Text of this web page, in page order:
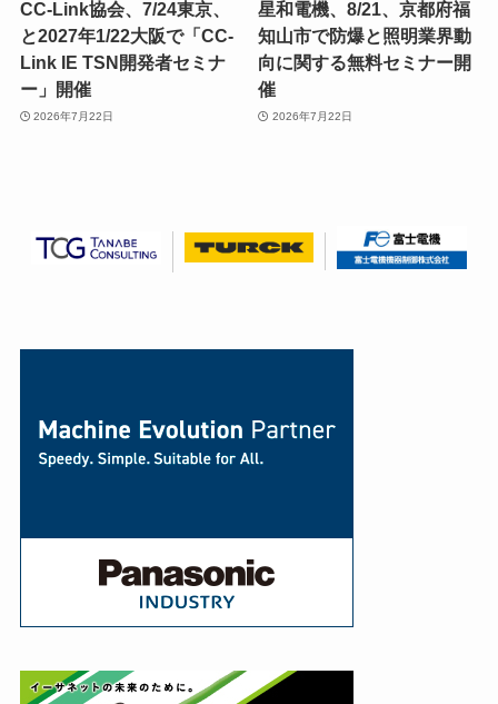
CC-Link協会、7/24東京、
と2027年1/22大阪で「CC-
Link IE TSN開発者セミナ
ー」開催
2026年7月22日
星和電機、8/21、京都府福
知山市で防爆と照明業界動
向に関する無料セミナー開
催
2026年7月22日